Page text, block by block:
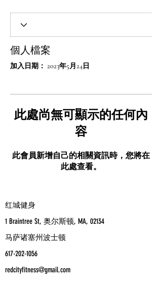
個人檔案
加入日期： 2023年5月24日
此處尚無可顯示的任何內
容
此會員新增自己的相關資訊時，您將在
此處查看。
红城健身
1 Braintree St, 奥尔斯顿, MA, 02134
马萨诸塞州波士顿
617-202-1056
redcityfitness@gmail.com